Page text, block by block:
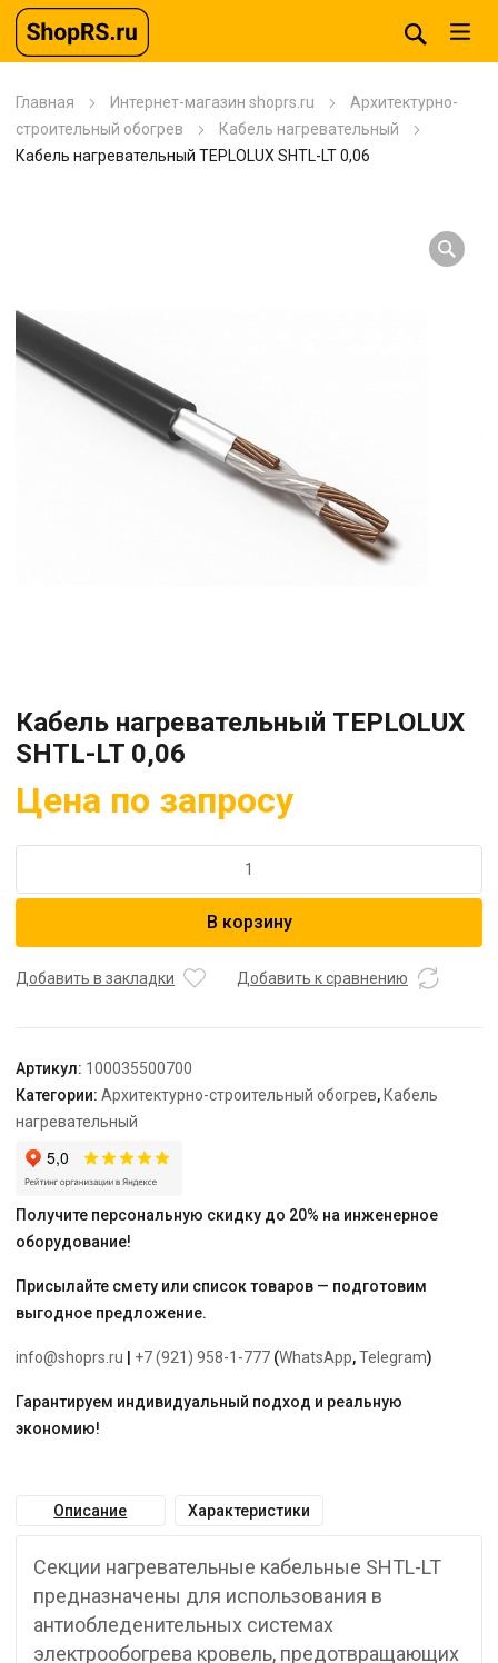
Главная Интернет-магазин shoprs.ru
Архитектурно-
строительный обогрев
Кабель нагревательный
Кабель нагревательный TEPLOLUX SHTL-LT 0,06
Кабель нагревательный TEPLOLUX
SHTL-LT 0,06
Цена по запросу
Кабель
SHTL-
В корзину
Добавить в закладки Добавить к сравнению
Артикул: 100035500700
Категории: Архитектурно-строительный обогрев, Кабель
нагревательный
Получите персональную скидку до 20% на инженерное
оборудование!
Присылайте смету или список товаров — подготовим
выгодное предложение.
info@shoprs.ru +7 (921) 958-1-777 (WhatsApp,Telegram)
Гарантируем индивидуальный подход и реальную
экономию!
Описание Характеристики
Секции нагревательные кабельные SHTL-LT
предназначены для использования в
антиобледенительных системах
электрообогрева кровель, предотвращающих